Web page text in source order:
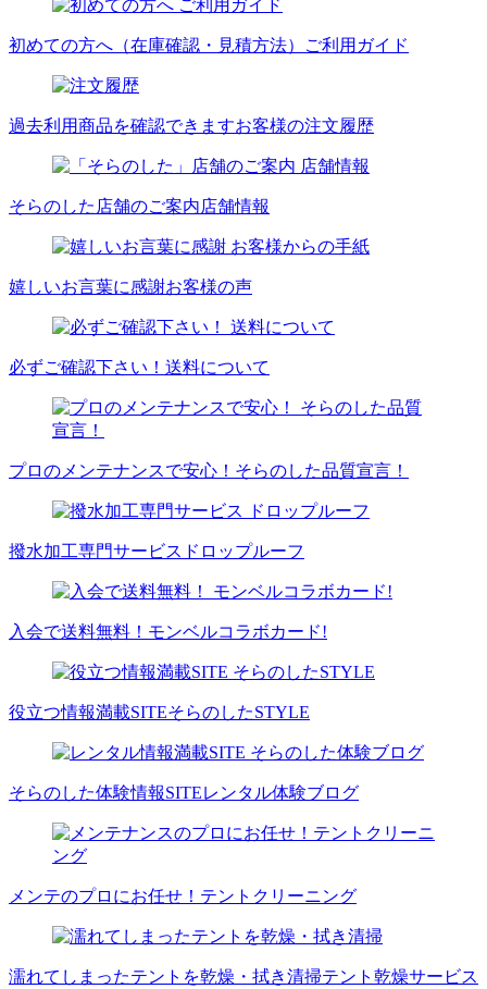
初めての方へ（在庫確認・見積方法） ご利用ガイド
過去利用商品を確認できますお客様の注文履歴
そらのした店舗のご案内店舗情報
嬉しいお言葉に感謝お客様の声
必ずご確認下さい！ 送料について
プロのメンテナンスで安心！ そらのした品質宣言！
撥水加工専門サービス ドロップルーフ
入会で送料無料！ モンベルコラボカード!
役立つ情報満載SITEそらのしたSTYLE
そらのした体験情報SITEレンタル体験ブログ
メンテのプロにお任せ！ テントクリーニング
濡れてしまったテントを乾燥・拭き清掃テント乾燥サービス